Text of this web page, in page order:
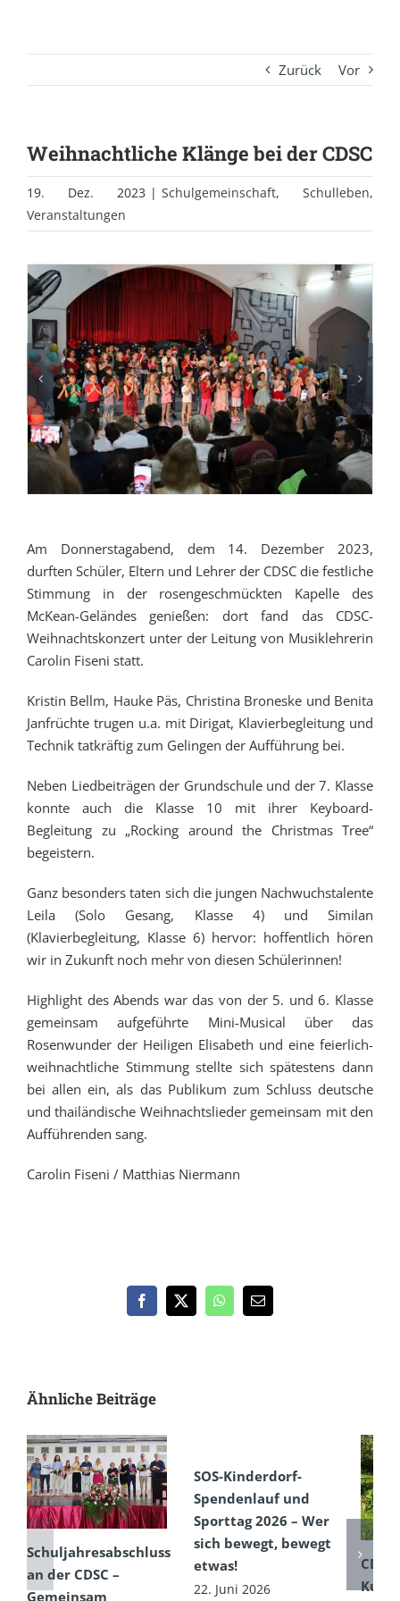
Zurück Vor
Weihnachtliche Klänge bei der CDSC
19. Dez. 2023 | Schulgemeinschaft, Schulleben,
Veranstaltungen
Am Donnerstagabend, dem 14. Dezember 2023,
durften Schüler, Eltern und Lehrer der CDSC die festliche
Stimmung in der rosengeschmückten Kapelle des
McKean-Geländes genießen: dort fand das CDSC-
Weihnachtskonzert unter der Leitung von Musiklehrerin
Carolin Fiseni statt.
Kristin Bellm, Hauke Päs, Christina Broneske und Benita
Janfrüchte trugen u.a. mit Dirigat, Klavierbegleitung und
Technik tatkräftig zum Gelingen der Aufführung bei.
Neben Liedbeiträgen der Grundschule und der 7. Klasse
konnte auch die Klasse 10 mit ihrer Keyboard-
Begleitung zu „Rocking around the Christmas Tree“
begeistern.
Ganz besonders taten sich die jungen Nachwuchstalente
Leila (Solo Gesang, Klasse 4) und Similan
(Klavierbegleitung, Klasse 6) hervor: hoffentlich hören
wir in Zukunft noch mehr von diesen Schülerinnen!
Highlight des Abends war das von der 5. und 6. Klasse
gemeinsam aufgeführte Mini-Musical über das
Rosenwunder der Heiligen Elisabeth und eine feierlich-
weihnachtliche Stimmung stellte sich spätestens dann
bei allen ein, als das Publikum zum Schluss deutsche
und thailändische Weihnachtslieder gemeinsam mit den
Aufführenden sang.
Carolin Fiseni / Matthias Niermann
Facebook
X WhatsApp
E-
Ähnliche Beiträge
Schuljahresabschluss
an der CDSC –
Gemeinsam
SOS-Kinderdorf-
Spendenlauf und
Sporttag 2026 – Wer
sich bewegt, bewegt
etwas!
22. Juni 2026
CDSC